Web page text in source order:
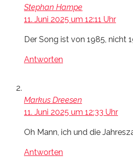
Stephan Hampe
11. Juni 2025 um 12:11 Uhr
Der Song ist von 1985, nicht
Antworten
Markus Dreesen
11. Juni 2025 um 12:33 Uhr
Oh Mann, ich und die
Antworten